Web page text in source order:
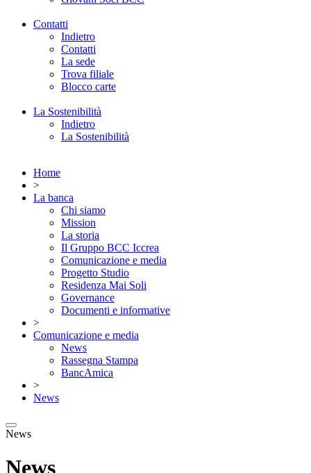
Contatti
Indietro
Contatti
La sede
Trova filiale
Blocco carte
La Sostenibilità
Indietro
La Sostenibilità
Home
>
La banca
Chi siamo
Mission
La storia
Il Gruppo BCC Iccrea
Comunicazione e media
Progetto Studio
Residenza Mai Soli
Governance
Documenti e informative
>
Comunicazione e media
News
Rassegna Stampa
BancAmica
>
News
News
News